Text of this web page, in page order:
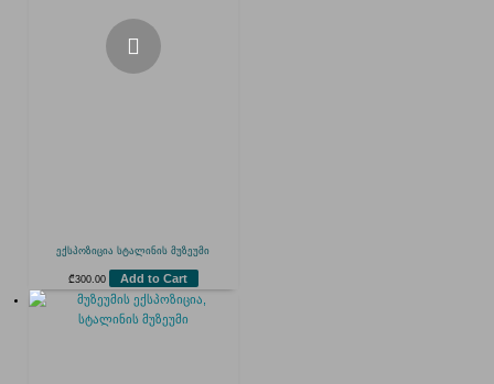
ექსპოზიცია სტალინის მუზეუმი
₾300.00 Add to Cart